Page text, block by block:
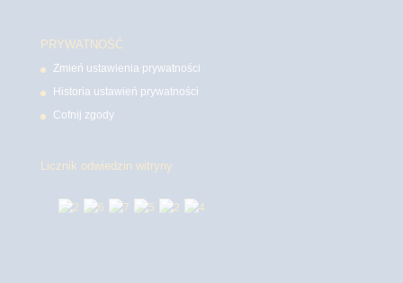
PRYWATNOŚĆ
Zmień ustawienia prywatności
Historia ustawień prywatności
Cofnij zgody
Licznik odwiedzin witryny